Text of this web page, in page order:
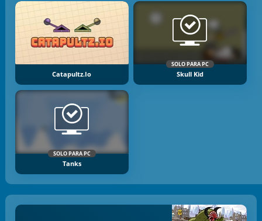
Catapultz.io
SOLO PARA PC
Skull Kid
SOLO PARA PC
Tanks